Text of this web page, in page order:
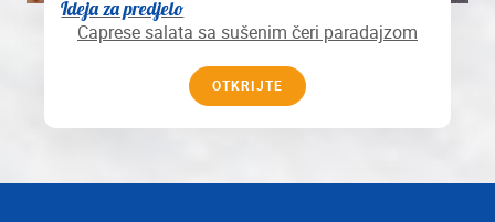
Ideja za predjelo
Caprese salata sa sušenim čeri paradajzom
OTKRIJTE